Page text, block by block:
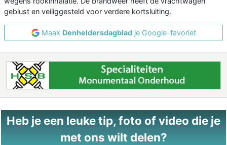
geblust en veiliggesteld voor verdere kortsluiting.
Maak Denheldersdagbladje Google-favoriet
Heb je een leuke tip, foto of video die je
met ons wilt delen?